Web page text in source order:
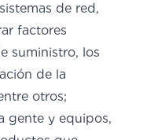
de red,
factores
suministro, los
de la
otros;
gente y equipos,